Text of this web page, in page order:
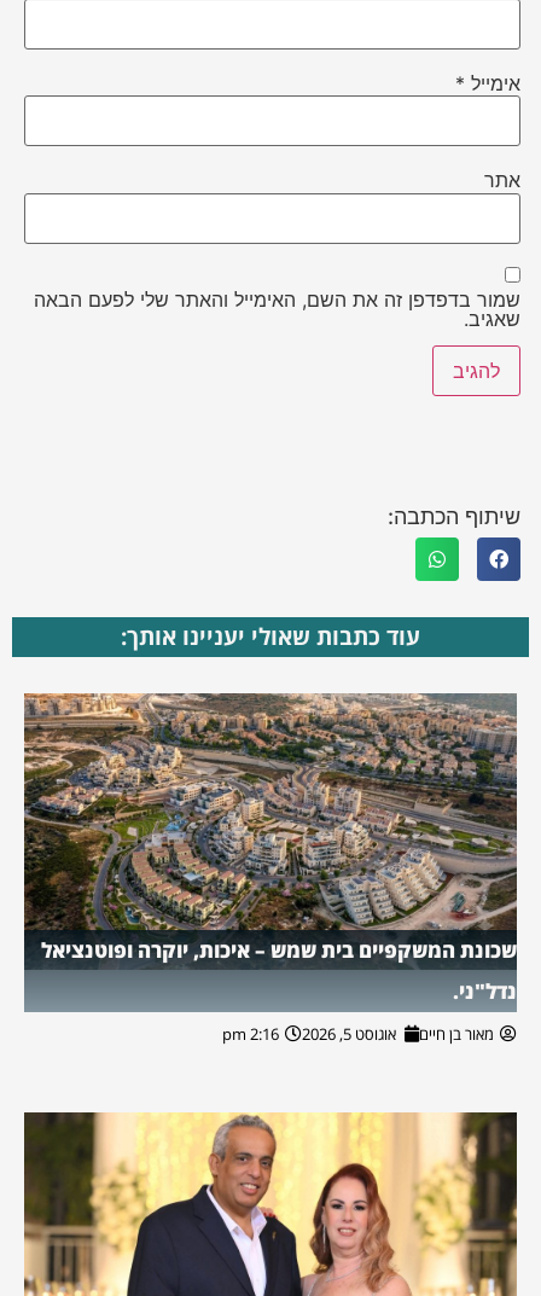
אימייל *
אתר
שמור בדפדפן זה את השם, האימייל והאתר שלי לפעם הבאה
שאגיב.
שיתוף הכתבה:
עוד כתבות שאולי יעניינו אותך:
שכונת המשקפיים בית שמש – איכות, יוקרה ופוטנציאל
נדל"ני.
מאור בן חיים אוגוסט 5, 2026 2:16 pm